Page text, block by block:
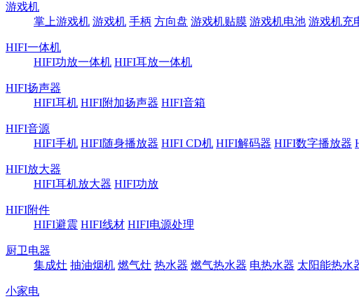
游戏机
掌上游戏机 游戏机 手柄 方向盘 游戏机贴膜 游戏机电池 游戏机充
HIFI一体机
HIFI功放一体机 HIFI耳放一体机
HIFI扬声器
HIFI耳机 HIFI附加扬声器 HIFI音箱
HIFI音源
HIFI手机 HIFI随身播放器 HIFI CD机 HIFI解码器 HIFI数字播放器
HIFI放大器
HIFI耳机放大器 HIFI功放
HIFI附件
HIFI避震 HIFI线材 HIFI电源处理
厨卫电器
集成灶 抽油烟机 燃气灶 热水器 燃气热水器 电热水器 太阳能热水
小家电